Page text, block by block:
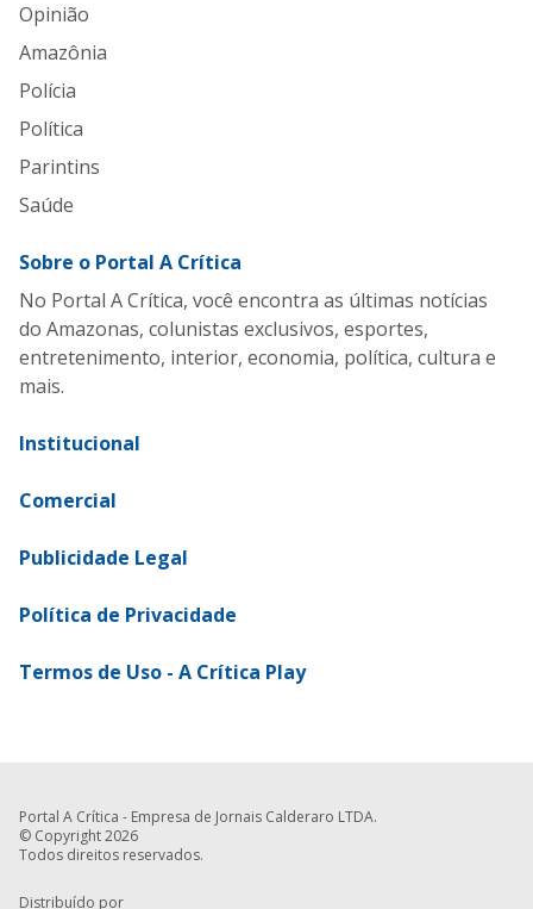
Opinião
Amazônia
Polícia
Política
Parintins
Saúde
Sobre o Portal A Crítica
No Portal A Crítica, você encontra as últimas notícias
do Amazonas, colunistas exclusivos, esportes,
entretenimento, interior, economia, política, cultura e
mais.
Institucional
Comercial
Publicidade Legal
Política de Privacidade
Termos de Uso - A Crítica Play
Portal A Crítica - Empresa de Jornais Calderaro LTDA.
© Copyright 2026
Todos direitos reservados.
Distribuído por